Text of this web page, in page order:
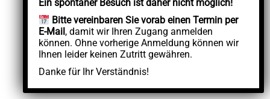
Ein spontaner Besuch ist daher nicht möglich!
Bitte vereinbaren Sie vorab einen Termin per
E-Mail, damit wir Ihren Zugang anmelden
können. Ohne vorherige Anmeldung können wir
Ihnen leider keinen Zutritt gewähren.
Danke für Ihr Verständnis!